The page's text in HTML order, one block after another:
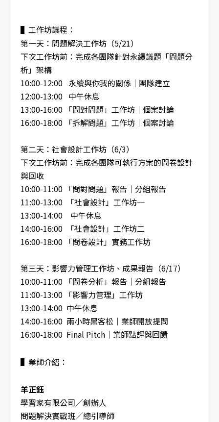
▌工作坊議程：
第一天：問題解決工作坊（5/21）
下次工作坊前：完成各團隊針對永續議題「問題分
析」架構
10:00-12:00 永續與你我的關係｜團隊建立
12:00-13:00 中午休息
13:00-16:00 「問對問題」工作坊｜個案討論
16:00-18:00 「拆解問題」工作坊｜個案討論
第二天：社會設計工作坊（6/3）
下次工作坊前：完成各團隊可執行方案的問卷設計
與回收
10:00-11:00 「問對問題」報告｜分組報告
11:00-13:00 「社會設計」工作坊一
13:00-14:00 中午休息
14:00-16:00 「社會設計」工作坊二
16:00-18:00 「問卷設計」實務工作坊
第三天：影響力管理工作坊、成果報告（6/17）
10:00-11:00 「問卷分析」報告｜分組報告
11:00-13:00 「影響力管理」工作坊
13:00-14:00 中午休息
14:00-16:00 兩小時黑客松｜業師開放提問
16:00-18:00 Final Pitch｜業師點評與回饋
▌業師介紹：
羊正鈺
學習家有限公司／創辦人
問題解決實戰班／總引導師